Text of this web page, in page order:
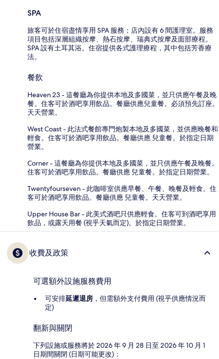
SPA
旅客可於住宿盡情享用 SPA 服務；店內設有 6 間護理室。服務
項目包括深層組織按摩、熱石按摩、瑞典式按摩及面部療程。
SPA 設有土耳其浴。住宿提供各式護理療程，其中包括芳香療
法。
餐飲
Heaven 23 - 這餐廳為你提供本地及多國菜，並只供應午餐及晚
餐。住客可於酒吧享用飲品。餐廳供應兒童餐。必須預先訂座。
天天營業。
West Coast - 此法式餐館專門炮製本地及多國菜，並供應晚餐和
輕食。住客可於酒吧享用飲品。餐廳供應 兒童餐。於指定日期
營業。
Corner - 這餐廳為你提供本地及多國菜，並只供應午餐及晚餐。
住客可於酒吧享用飲品。餐廳供應 兒童餐。於指定日期營業。
Twentyfourseven - 此咖啡室供應早餐、午餐、晚餐及輕食。住
客可於酒吧享用飲品。餐廳供應 兒童餐。天天營業。
Upper House Bar - 此美式酒吧只供應輕食。住客可到酒吧享用
飲品，或露天用餐 (視乎天氣而定)。於指定日期營業。
收費及政策
可選額外設施服務費用
可安排延遲退房 ，但需額外支付費用 (視乎供應情況而
定)
翻新與關閉
下列設施或服務將於 2026 年 9 月 28 日至 2026 年 10 月 1
日期間關閉 (日期可能更改)：